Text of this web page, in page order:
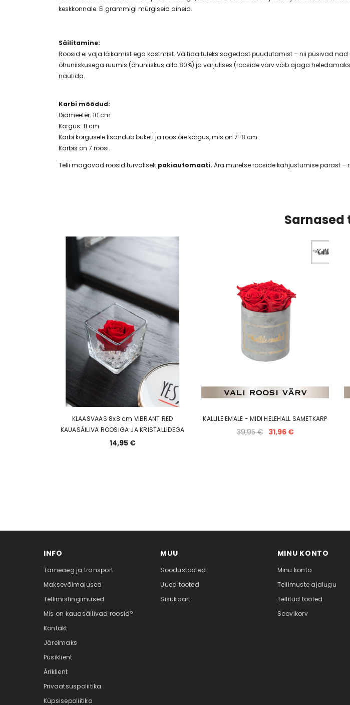
keskkonnale. Ei grammigi mürgiseid aineid.
Säilitamine:
Roosid ei vaja lõikamist ega kastmist. Vältida tuleks sagedast puudutamist – nii püsivad
õhuniiskusega ruumis (õhuniiskus alla 80%) ja varjulises (rooside värv võib ajaga
nautida.
Karbi mõõdud:
Diameeter: 10 cm
Kõrgus: 11 cm
Karbi kõrgusele lisandub buketi ja roosiõie kõrgus, mis on 7-8 cm
Karbis on 7 roosi.
Telli magavad roosid turvaliselt pakiautomaati. Ära muretse rooside kahjustumise pärast
Sarnased
KLAASVAAS 8x8 cm VIBRANT RED
KAUASÄILIVA ROOSIGA JA KRISTALLIDEGA
14,95 €
KALLILE EMALE - MIDI HELEHALL SAMETKARP
39,95 € 31,96 €
INFO
Tarneaeg ja transport
Maksevõimalused
Tellimistingimused
Mis on kauasäilivad roosid?
Kontakt
Järelmaks
Püsiklient
Äriklient
Privaatsuspoliitika
Küpsisepoliitika
MUU
Soodustooted
Uued tooted
Sisukaart
MINU KONTO
Minu konto
Tellimuste ajalugu
Tellitud tooted
Soovikorv